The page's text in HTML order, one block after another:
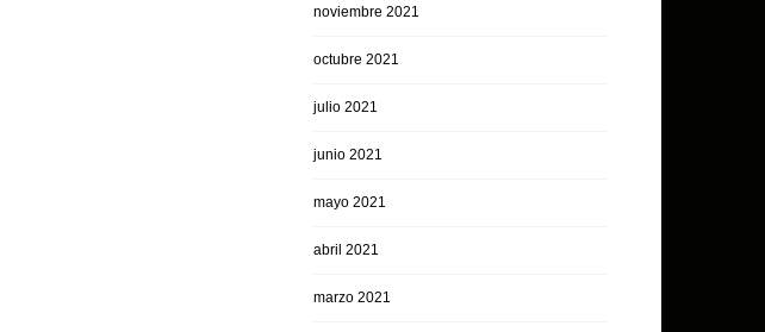
noviembre 2021
octubre 2021
julio 2021
junio 2021
mayo 2021
abril 2021
marzo 2021